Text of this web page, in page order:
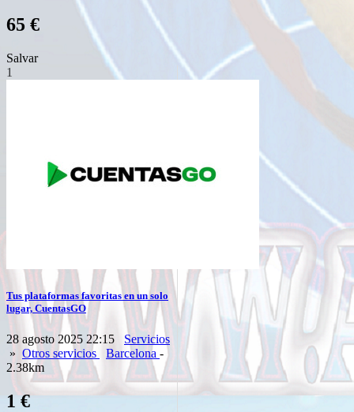
65 €
Salvar
1
Tus plataformas favoritas en un solo
lugar, CuentasGO
28 agosto 2025 22:15
Servicios
» Otros servicios Barcelona -
2.38km
1 €